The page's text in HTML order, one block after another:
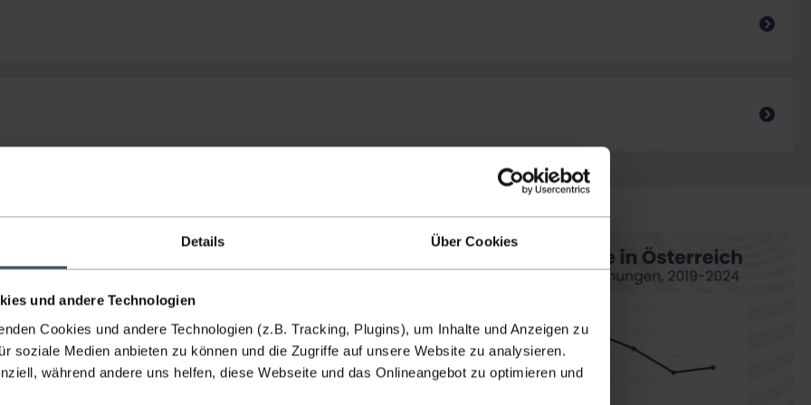
Details Über Cookies
und andere Technologien
Cookies und andere Technologien (z.B. Tracking, Plugins), um Inhalte und Anzeigen zu
soziale Medien anbieten zu können und die Zugriffe auf unsere Website zu analysieren.
während andere uns helfen, diese Webseite und das Onlineangebot zu optimieren und
bisher auf die Bauwirtschaft und
Baukonjunktur, erhöht Arbeitslosigkeit in der Baubranche
ist drastisch zurückgegangen: Von jährlich 80.000 Einheiten
Sanierungen ist ein Rückgang zu verzeichnen – hier
Konjunkturprognose der